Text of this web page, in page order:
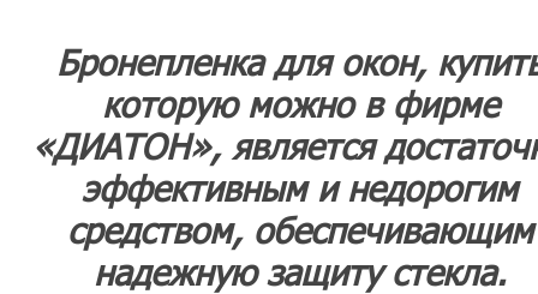
Бронепленка для окон,
которую можно в фирме
«ДИАТОН», является
эффективным и недорогим
средством, обеспечивающим
надежную защиту стекла.